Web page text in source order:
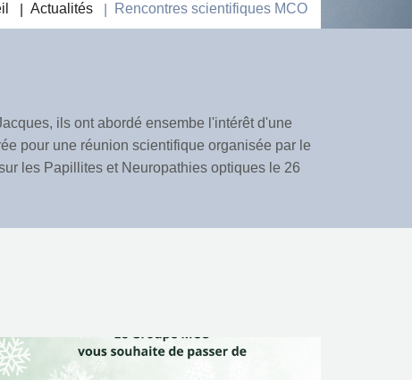
Actualités Rencontres scientifiques MCO
ils ont abordé ensembe l'intérêt d'une
pour une réunion scientifique organisée par le
les Papillites et Neuropathies optiques le 26